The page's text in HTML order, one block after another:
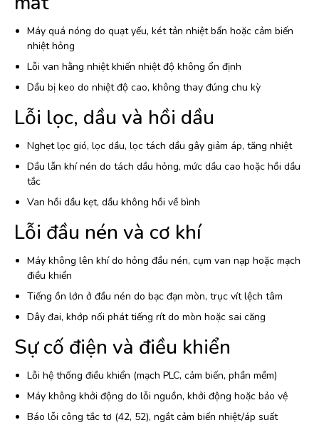
Máy quá nóng do quạt yếu, két tản nhiệt bẩn hoặc cảm biến
nhiệt hỏng
Lỗi van hằng nhiệt khiến nhiệt độ không ổn định
Dầu bị keo do nhiệt độ cao, không thay đúng chu kỳ
Lỗi lọc, dầu và hồi dầu
Nghẹt lọc gió, lọc dầu, lọc tách dầu gây giảm áp, tăng nhiệt
Dầu lẫn khí nén do tách dầu hỏng, mức dầu cao hoặc hồi dầu
tắc
Van hồi dầu kẹt, dầu không hồi về bình
Lỗi đầu nén và cơ khí
Máy không lên khí do hỏng đầu nén, cụm van nạp hoặc mạch
điều khiển
Tiếng ồn lớn ở đầu nén do bạc đạn mòn, trục vít lệch tâm
Dây đai, khớp nối phát tiếng rít do mòn hoặc sai căng
Sự cố điện và điều khiển
Lỗi hệ thống điều khiển (mạch PLC, cảm biến, phần mềm)
Máy không khởi động do lỗi nguồn, khởi động hoặc bảo vệ
Báo lỗi công tắc tơ (42, 52), ngắt cảm biến nhiệt/áp suất